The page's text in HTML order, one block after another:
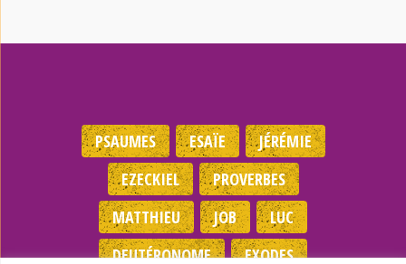
PSAUMES ESAÏE
JÉRÉMIE
EZECKIEL
PROVERBES
MATTHIEU
JOB
LUC
DEUTÉRONOME
EXODES